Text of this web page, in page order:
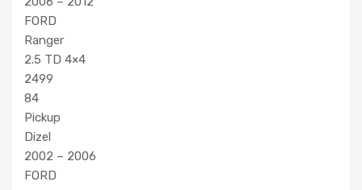
FORD
Ranger
2.5 TD 4×4
2499
84
Pickup
Dizel
2002 – 2006
FORD